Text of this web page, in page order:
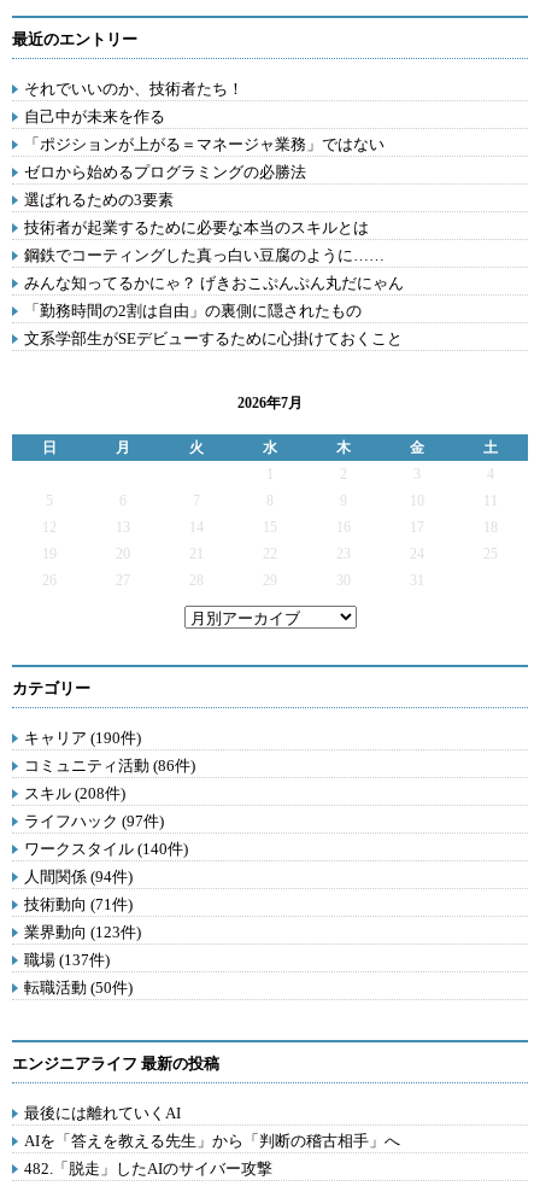
最近のエントリー
それでいいのか、技術者たち！
自己中が未来を作る
「ポジションが上がる＝マネージャ業務」ではない
ゼロから始めるプログラミングの必勝法
選ばれるための3要素
技術者が起業するために必要な本当のスキルとは
鋼鉄でコーティングした真っ白い豆腐のように……
みんな知ってるかにゃ？ げきおこぷんぷん丸だにゃん
「勤務時間の2割は自由」の裏側に隠されたもの
文系学部生がSEデビューするために心掛けておくこと
2026年7月
日 月 火 水 木 金
土
2 3
4
5
6 7 9
12
13 14 15 16 17
19
20 21 22 23 24
25
26
27 28 29 30 31
カテゴリー
キャリア (190件)
コミュニティ活動 (86件)
スキル (208件)
ライフハック (97件)
ワークスタイル (140件)
人間関係 (94件)
技術動向 (71件)
業界動向 (123件)
職場 (137件)
転職活動 (50件)
エンジニアライフ 最新の投稿
最後には離れていくAI
AIを「答えを教える先生」から「判断の稽古相手」へ
482.「脱走」したAIのサイバー攻撃